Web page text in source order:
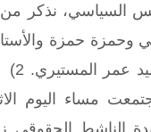
السياسي، نذكر
وحمزة حمزة
عمر المستيري.
الناشط